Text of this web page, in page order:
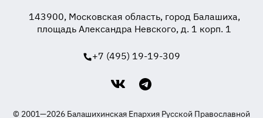
143900, Московская область, город Балашиха,
площадь Александра Невского, д. 1 корп. 1
+7 (495) 19-19-309
© 2001—2026 Балашихинская Епархия Русской Православной